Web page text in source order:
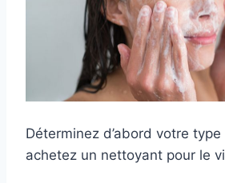
Déterminez d’abord votre
achetez un nettoyant pour le